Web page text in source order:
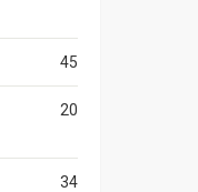
45
20
34